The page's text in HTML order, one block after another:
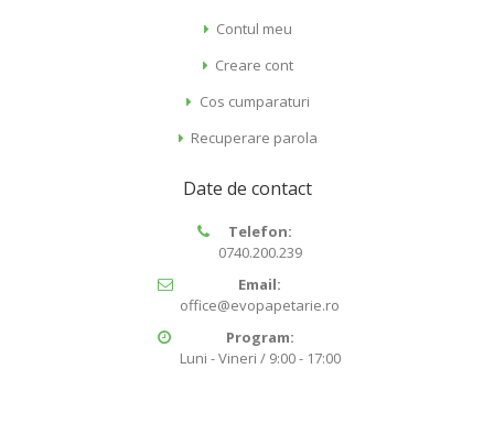
Contul meu
Creare cont
Cos cumparaturi
Recuperare parola
Date de contact
Telefon:
0740.200.239
Email:
office@evopapetarie.ro
Program:
Luni - Vineri / 9:00 - 17:00